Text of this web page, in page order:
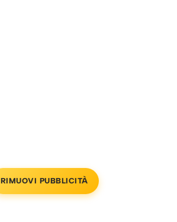
RIMUOVI PUBBLICITÀ